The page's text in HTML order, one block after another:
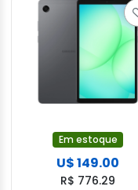
Em estoque
U$ 149.00
R$ 776.29